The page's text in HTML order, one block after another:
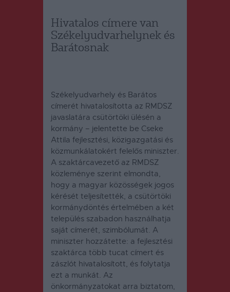
Hivatalos címere van
Székelyudvarhelynek és
Barátosnak
Székelyudvarhely és Barátos
címerét hivatalosította az RMDSZ
javaslatára csütörtöki ülésén a
kormány – jelentette be Cseke
Attila fejlesztési, közigazgatási és
közmunkálatokért felelős miniszter.
A szaktárcavezető az RMDSZ
közleménye szerint elmondta,
hogy a magyar közösségek jogos
kérését teljesítették, a csütörtöki
kormánydöntés értelmében a két
település szabadon használhatja
saját címerét, szimbólumát. A
miniszter hozzátette: a fejlesztési
szaktárca több tucat címert és
zászlót hivatalosított, és folytatja
ezt a munkát. Az
önkormányzatokat arra biztatom,